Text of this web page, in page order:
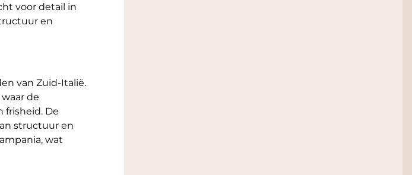
voor detail in
en
van Zuid-Italië.
de
frisheid. De
structuur en
wat